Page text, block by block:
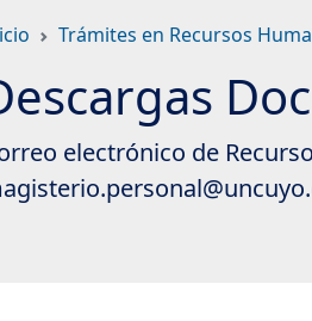
Trámites en Recursos
electrónico de